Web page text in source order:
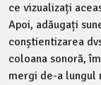
ce vizualizați
Apoi, adăugați
conștientizarea
coloana sonoră,
mergi de-a lungul